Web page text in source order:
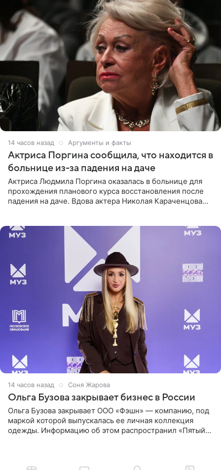
14 часов назад Аргументы и факты
Актриса Поргина сообщила, что находится в
больнице из-за падения на даче
Актриса Людмила Поргина оказалась в больнице для
прохождения планового курса восстановления после
падения на даче. Вдова актера Николая Караченцова
14 часов назад Соня Жарова
Ольга Бузова закрывает бизнес в России
Ольга Бузова закрывает ООО «Фэшн» — компанию, под
маркой которой выпускалась ее личная коллекция
одежды. Информацию об этом распространил «Пятый